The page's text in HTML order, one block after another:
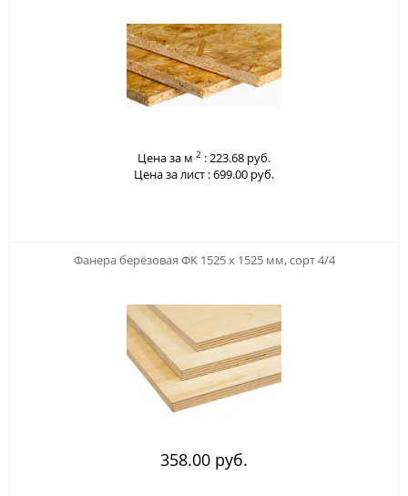
Цена за м 2 :223.68 руб.
Цена за лист :699.00 руб.
Фанера берёзовая ФК 1525 х 1525 мм, сорт 4/4
358.00 руб.